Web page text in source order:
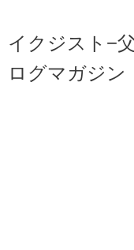
イクジスト−
ログマガジン